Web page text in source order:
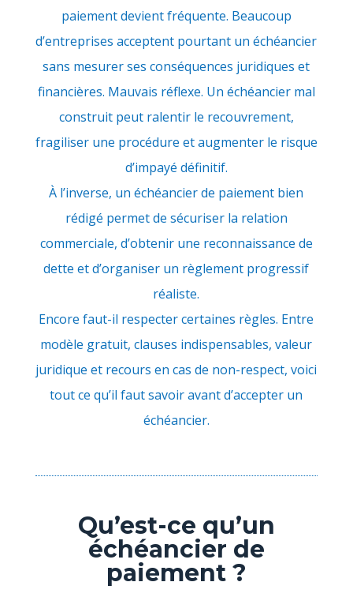
paiement devient fréquente. Beaucoup
d’entreprises acceptent pourtant un échéancier
sans mesurer ses conséquences juridiques et
financières. Mauvais réflexe. Un échéancier mal
construit peut ralentir le recouvrement,
fragiliser une procédure et augmenter le risque
d’impayé définitif.
À l’inverse, un échéancier de paiement bien
rédigé permet de sécuriser la relation
commerciale, d’obtenir une reconnaissance de
dette et d’organiser un règlement progressif
réaliste.
Encore faut-il respecter certaines règles. Entre
modèle gratuit, clauses indispensables, valeur
juridique et recours en cas de non-respect, voici
tout ce qu’il faut savoir avant d’accepter un
échéancier.
Qu’est-ce qu’un
échéancier de
paiement ?